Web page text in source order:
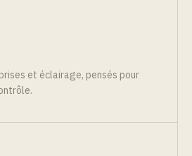
et éclairage, pensés pour